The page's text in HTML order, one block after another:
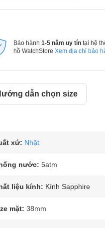
Bảo hành 1-5 năm uy tín tại hệ
hồ WatchStore Xem địa chỉ bảo
dẫn chọn size
xứ: Nhật
nước: 5atm
liệu kính: Kính Sapphire
mặt: 38mm